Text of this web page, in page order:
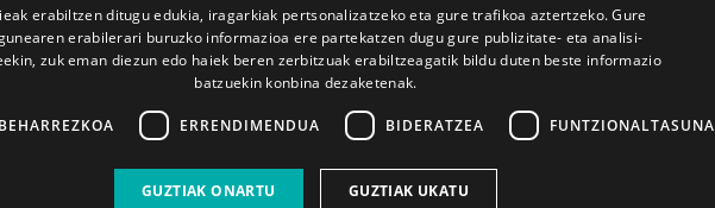
Mastodon
Telegram
erabiltzen ditugu edukia, iragarkiak pertsonalizatzeko eta gure trafikoa aztertzeko. Gure
erabilerari buruzko informazioa ere partekatzen dugu gure publizitate- eta analisi-
zuk eman diezun edo haiek beren zerbitzuak erabiltzeagatik bildu duten beste informazio
batzuekin konbina dezaketenak.
ERRENDIMENDUA BIDERATZEA FUNTZIONALTASUNA
GUZTIAK ONARTU GUZTIAK UKATU